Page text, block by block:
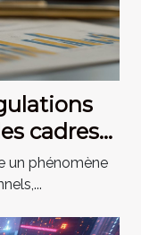
cadres
un phénomène